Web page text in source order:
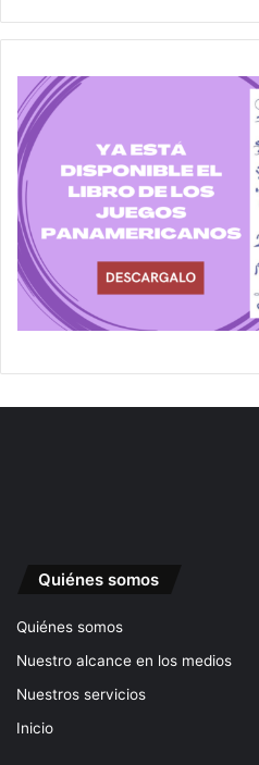
Quiénes somos
Quiénes somos
Nuestro alcance en los medios
Nuestros servicios
Inicio